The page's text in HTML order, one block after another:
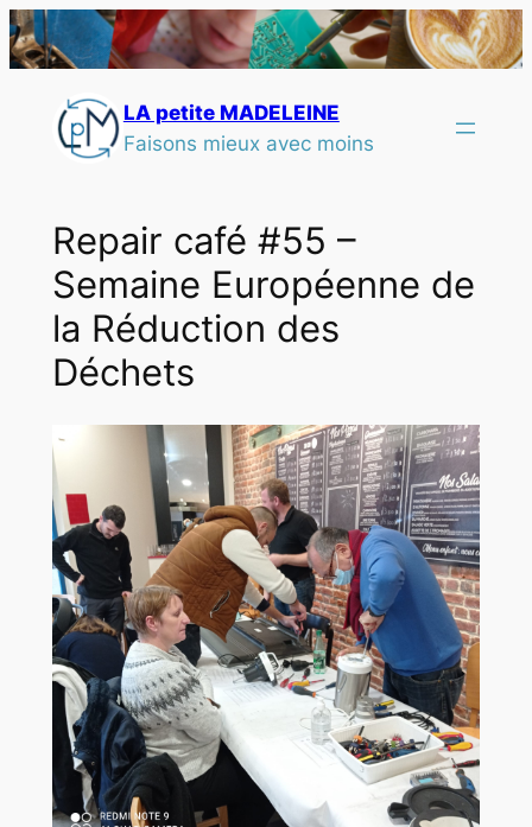
LA petite MADELEINE
Faisons mieux avec moins
Repair café #55 –
Semaine Européenne de
la Réduction des
Déchets